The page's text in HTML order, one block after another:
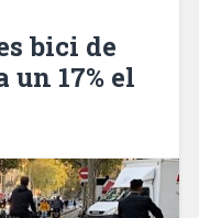
bici de
17% el